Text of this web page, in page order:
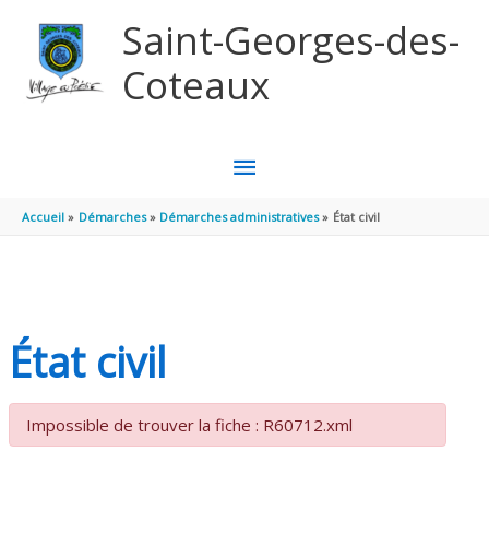
Saint-Georges-des-
Coteaux
MENU
PRINCIPAL
Accueil Démarches Démarches administratives État civil
État civil
Impossible de trouver la fiche : R60712.xml